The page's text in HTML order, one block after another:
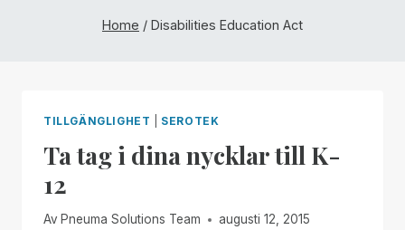
Home / Disabilities Education Act
TILLGÄNGLIGHET SEROTEK
Ta tag i dina nycklar till K-
12
Av Pneuma Solutions Team augusti 12, 2015